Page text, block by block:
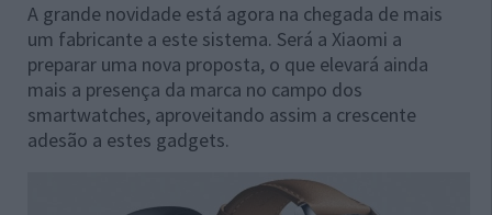
A grande novidade está agora na chegada de mais
um fabricante a este sistema. Será a Xiaomi a
preparar uma nova proposta, o que elevará ainda
mais a presença da marca no campo dos
smartwatches, aproveitando assim a crescente
adesão a estes gadgets.